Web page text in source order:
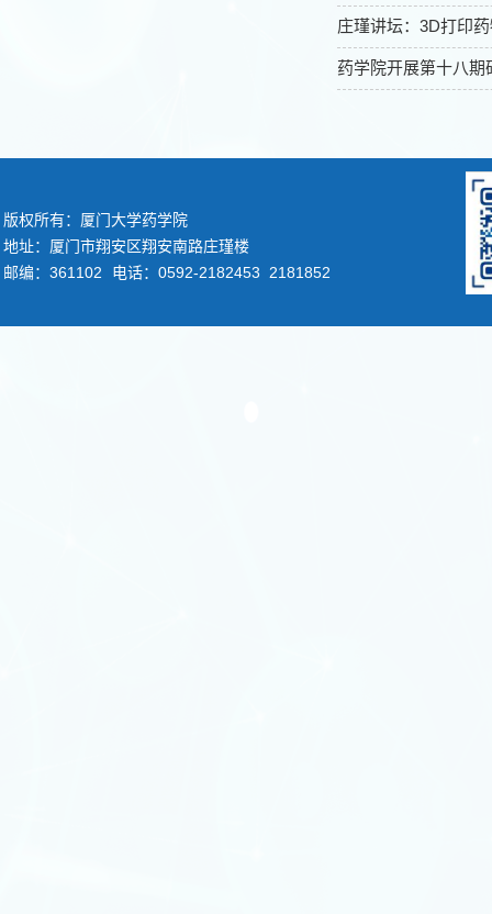
庄瑾讲坛：3D打印
药学院开展第十八期
版权所有：厦门大学药学院
地址：厦门市翔安区翔安南路庄瑾楼
邮编：361102
电话：0592-2182453 2181852